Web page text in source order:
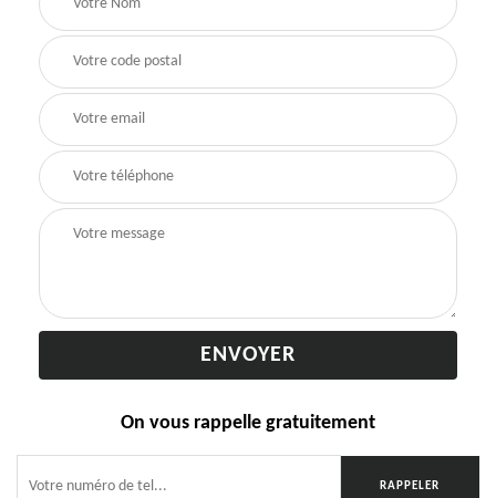
On vous rappelle gratuitement